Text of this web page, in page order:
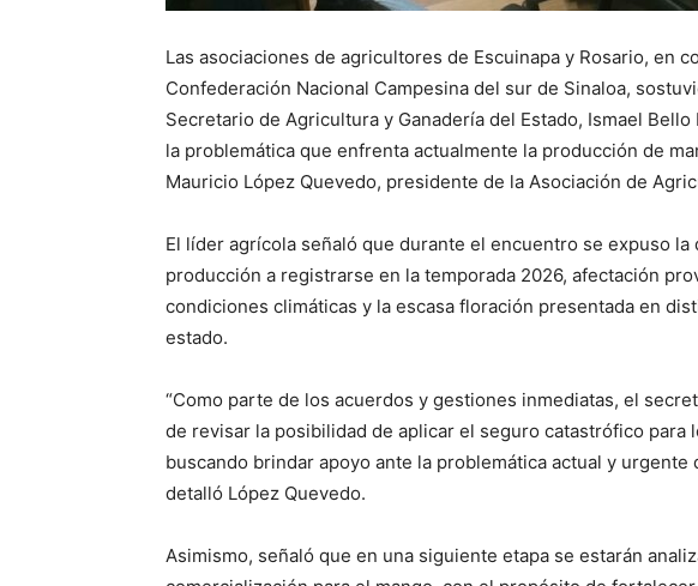
Las asociaciones de agricultores de Escuinapa y Rosario, en
Confederación Nacional Campesina del sur de Sinaloa,
Secretario de Agricultura y Ganadería del Estado, Ismael
la problemática que enfrenta actualmente la producción de
Mauricio López Quevedo, presidente de la Asociación de
El líder agrícola señaló que durante el encuentro se expuso
producción a registrarse en la temporada 2026, afectación
condiciones climáticas y la escasa floración presentada en
estado.
“Como parte de los acuerdos y gestiones inmediatas, el
de revisar la posibilidad de aplicar el seguro catastrófico para
buscando brindar apoyo ante la problemática actual y urgente
detalló López Quevedo.
Asimismo, señaló que en una siguiente etapa se estarán